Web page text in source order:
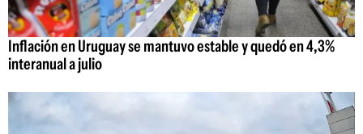
Inflación en Uruguay se mantuvo estable y quedó en 4,3%
interanual a julio